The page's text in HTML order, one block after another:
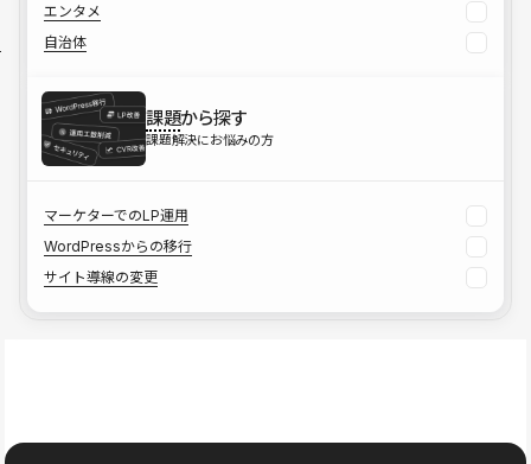
エンタメ
自治体
課題から探す
課題解決にお悩みの方
マーケターでのLP運用
WordPressからの移行
サイト導線の変更